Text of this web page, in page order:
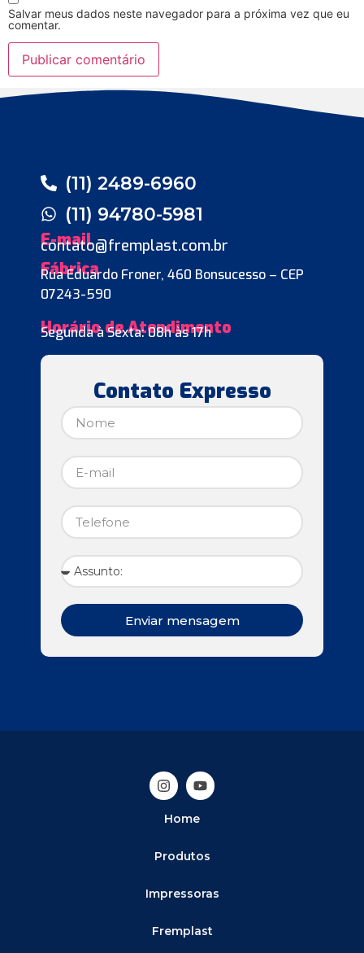
Salvar meus dados neste navegador para a próxima vez que eu
comentar.
(11) 2489-6960
(11) 94780-5981
E-mail
contato@fremplast.com.br
Fábrica
Rua Eduardo Froner, 460 Bonsucesso – CEP
07243-590
Horário de Atendimento
Segunda à Sexta: 08h às 17h
Contato Expresso
Enviar mensagem
Home
Produtos
Impressoras
Fremplast